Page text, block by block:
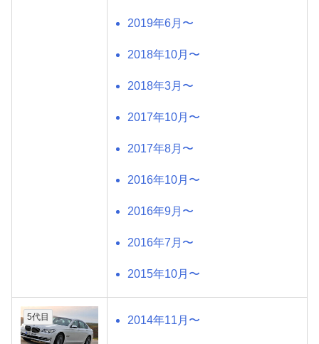
2019年6月〜
2018年10月〜
2018年3月〜
2017年10月〜
2017年8月〜
2016年10月〜
2016年9月〜
2016年7月〜
2015年10月〜
5代目 2014年11月〜